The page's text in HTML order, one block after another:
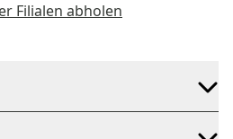
Filialen abholen